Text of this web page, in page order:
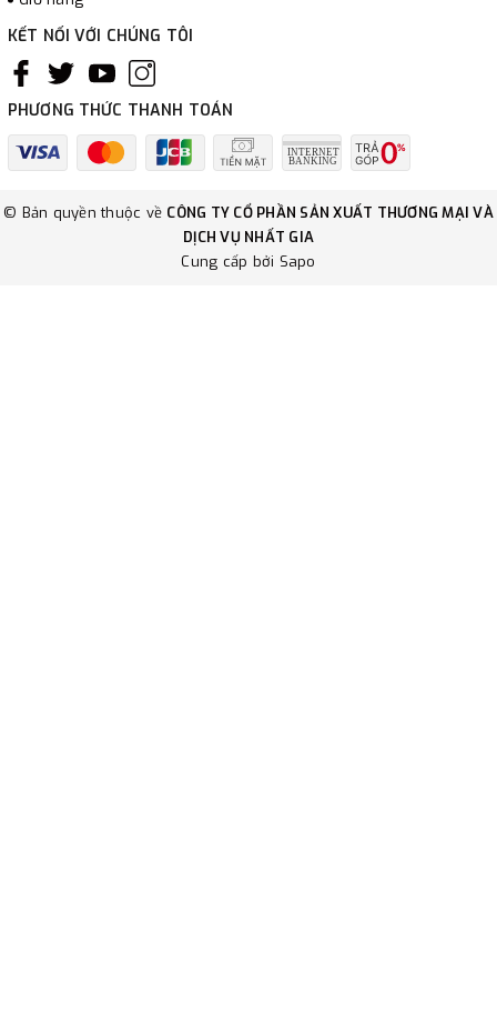
KẾT NỐI VỚI CHÚNG TÔI
PHƯƠNG THỨC THANH TOÁN
© Bản quyền thuộc về CÔNG TY CỔ PHẦN SẢN XUẤT THƯƠNG MẠI VÀ
DỊCH VỤ NHẤT GIA
Cung cấp bởi Sapo